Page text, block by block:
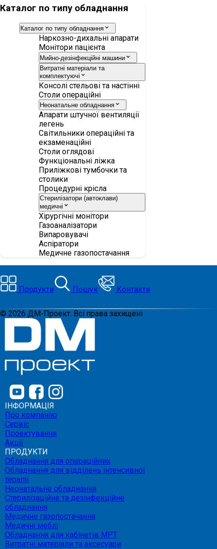
Каталог по типу обладнання
Каталог по типу обладнання
Наркозно-дихальні апарати
Монітори пацієнта
Мийно-дезінфекційні машини
Витратні матеріали та
комплектуючі
Консолі стельові та настінні
Столи операційні
Неонатальне обладнання
Апарати штучної вентиляції
легень
Світильники операційні та
екзаменаційні
Столи оглядові
Функціональні ліжка
Приліжкові тумбочки та
столики
Процедурні крісла
Стерилізатори (автоклави)
медичні
Хірургічні монітори
Газоаналізатори
Випаровувачі
Аспіратори
Медичне газопостачання
Продукти Пошук Контакти
© 2026 ДМ-Проект. Всі права захищені
ІНФОРМАЦІЯ
Про компанію
Сервіс
Проектування
Акції
ПРОДУКТИ
Обладнання для операційних
Обладнання для відділень інтенсивної
терапії
Неонатальне обладнання
Стерилізаційне та дезінфекційне
обладнання
Медичне газопостачання
Медичні меблі
Обладнання для кабінетів МРТ
Витратні матеріали та аксесуари